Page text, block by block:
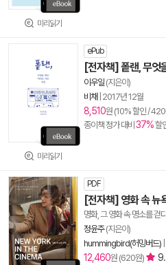
미리읽기
미리읽기
ePub
[전자책] 퐅랜, 무엇
이우일 (지은이)
비채 2017년 12월
8,510원 (10% 할인 /
종이책 정가 대비 37%할
PDF
[전자책] 영화 속 뉴
명화, 그 영화 속 명소를 걷
정윤주(지은이)
hummingbird(허밍버드)
12,460원 (620원)